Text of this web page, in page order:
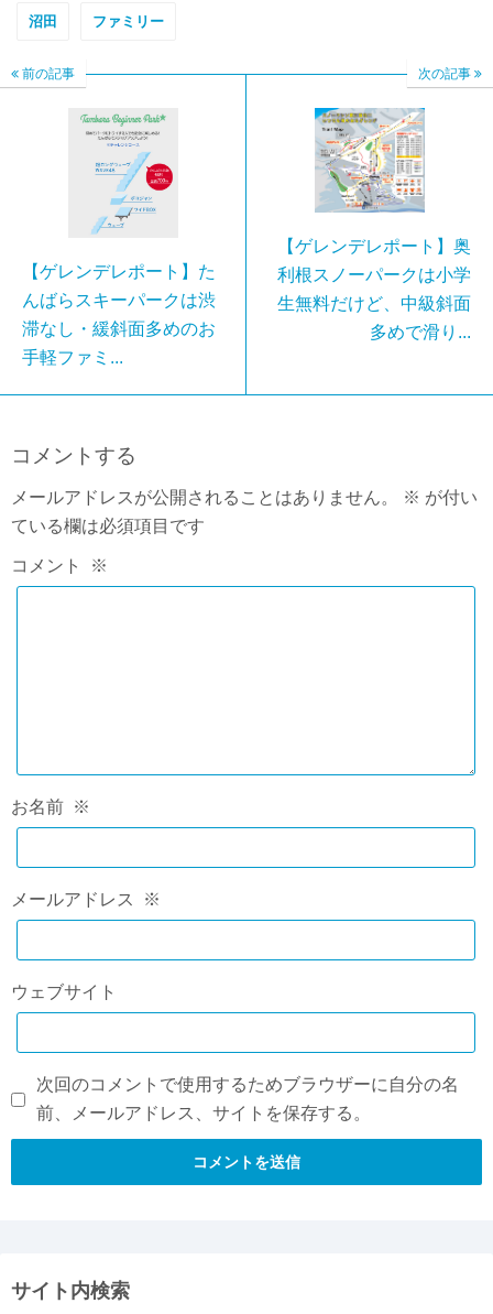
沼田 ファミリー
前の記事
【ゲレンデレポート】た
んばらスキーパークは渋
滞なし・緩斜面多めのお
手軽ファミ...
次の記事
【ゲレンデレポート】奥
利根スノーパークは小学
生無料だけど、中級斜面
多めで滑り...
コメントする
メールアドレスが公開されることはありません。 ※ が付い
ている欄は必須項目です
コメント ※
お名前 ※
メールアドレス ※
ウェブサイト
次回のコメントで使用するためブラウザーに自分の名
前、メールアドレス、サイトを保存する。
サイト内検索